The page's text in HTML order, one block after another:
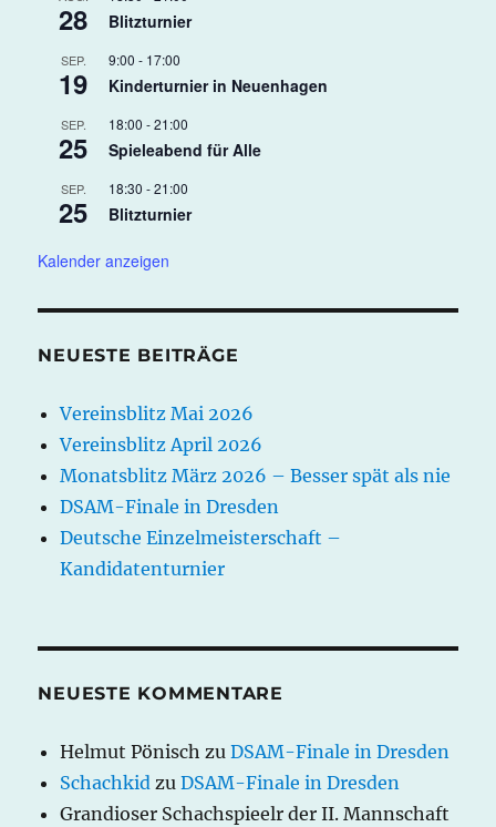
28 Blitzturnier
SEP.
19
9:00 - 17:00
Kinderturnier in Neuenhagen
SEP.
25
18:00 -21:00
Spieleabend für Alle
SEP.
25
18:30 -21:00
Blitzturnier
Kalender anzeigen
NEUESTE BEITRÄGE
Vereinsblitz Mai 2026
Vereinsblitz April 2026
Monatsblitz März 2026 – Besser spät als nie
DSAM-Finale in Dresden
Deutsche Einzelmeisterschaft –
Kandidatenturnier
NEUESTE KOMMENTARE
Helmut Pönisch zuDSAM-Finale in Dresden
Schachkid zuDSAM-Finale in Dresden
Grandioser Schachspieelr der II. Mannschaft